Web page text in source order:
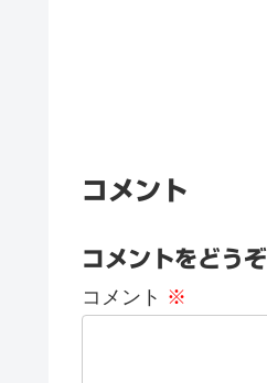
コメント
コメントをどうぞ
コメント ※